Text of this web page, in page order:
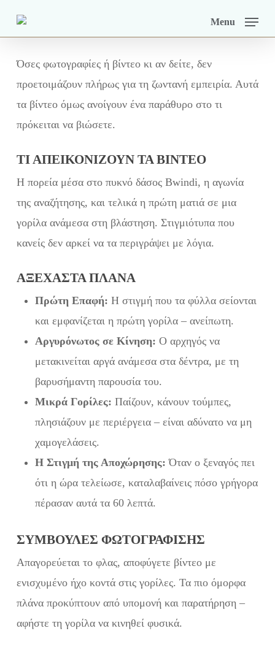
content
Menu
Όσες φωτογραφίες ή βίντεο κι αν δείτε, δεν
προετοιμάζουν πλήρως για τη ζωντανή εμπειρία. Αυτά
τα βίντεο όμως ανοίγουν ένα παράθυρο στο τι
πρόκειται να βιώσετε.
ΤΙ ΑΠΕΙΚΟΝΊΖΟΥΝ ΤΑ ΒΊΝΤΕΟ
Η πορεία μέσα στο πυκνό δάσος Bwindi, η αγωνία
της αναζήτησης, και τελικά η πρώτη ματιά σε μια
γορίλα ανάμεσα στη βλάστηση. Στιγμιότυπα που
κανείς δεν αρκεί να τα περιγράψει με λόγια.
ΑΞΈΧΑΣΤΑ ΠΛΆΝΑ
Πρώτη Επαφή: Η στιγμή που τα φύλλα σείονται
και εμφανίζεται η πρώτη γορίλα – ανείπωτη.
Αργυρόνωτος σε Κίνηση: Ο αρχηγός να
μετακινείται αργά ανάμεσα στα δέντρα, με τη
βαρυσήμαντη παρουσία του.
Μικρά Γορίλες: Παίζουν, κάνουν τούμπες,
πλησιάζουν με περιέργεια – είναι αδύνατο να μη
χαμογελάσεις.
Η Στιγμή της Αποχώρησης: Όταν ο ξεναγός πει
ότι η ώρα τελείωσε, καταλαβαίνεις πόσο γρήγορα
πέρασαν αυτά τα 60 λεπτά.
ΣΥΜΒΟΥΛΈΣ ΦΩΤΟΓΡΆΦΙΣΗΣ
Απαγορεύεται το φλας, αποφύγετε βίντεο με
ενισχυμένο ήχο κοντά στις γορίλες. Τα πιο όμορφα
πλάνα προκύπτουν από υπομονή και παρατήρηση –
αφήστε τη γορίλα να κινηθεί φυσικά.